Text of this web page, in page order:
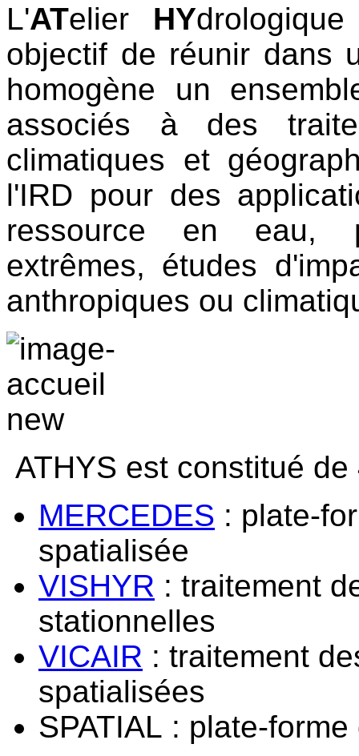
L'ATelier HY
objectif de réunir dans
homogène un
associés à des
climatiques et
l'IRD pour des
ressource en eau,
extrêmes, études
anthropiques ou
ATHYS est constitué
MERCEDES : plate-
spatialisée
VISHYR : traitement
stationnelles
VICAIR : traitement
spatialisées
SPATIAL : plate-